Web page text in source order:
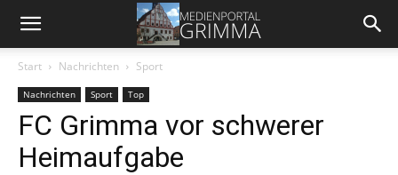
Start Nachrichten Sport
Nachrichten Sport Top
FC Grimma vor schwerer
Heimaufgabe